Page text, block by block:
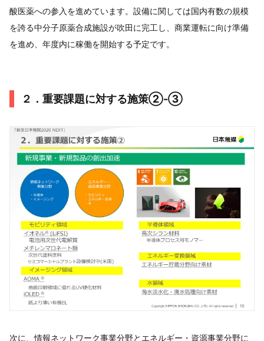
酸医薬への参入を進めています。設備に関しては国内有数の規模
を誇る中分子原薬合成施設が吹田に完工し、商業運転に向け準備
を進め、年度内に稼働を開始する予定です。
２．重要課題に対する施策②-③
次に、情報ネットワーク事業分野とエネルギー・資源事業分野に